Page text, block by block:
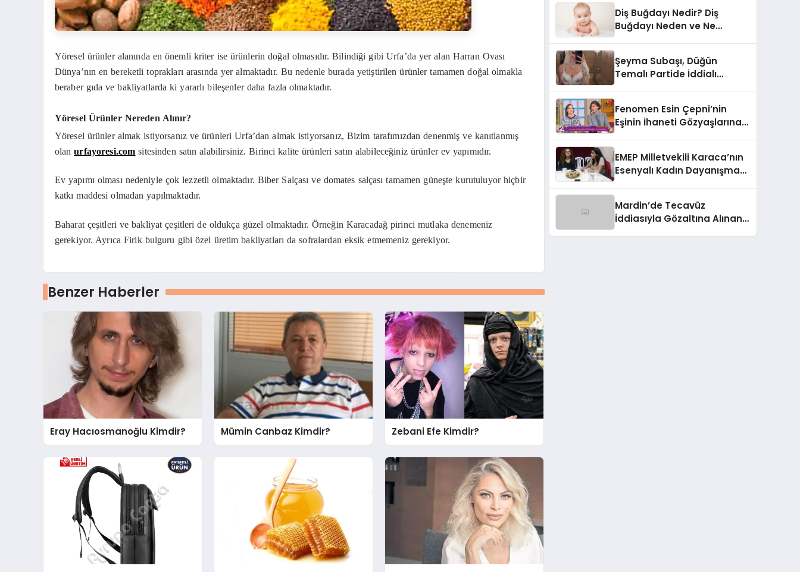
Yöresel ürünler alanında en önemli kriter ise ürünlerin doğal olmasıdır. Bilindiği gibi Urfa’da yer alan Harran Ovası
Dünya’nın en bereketli toprakları arasında yer almaktadır. Bu nedenle burada yetiştirilen ürünler tamamen doğal olmakla
beraber gıda ve bakliyatlarda ki yararlı bileşenler daha fazla olmaktadır.
Yöresel Ürünler Nereden Alınır?
Yöresel ürünler almak istiyorsanız ve ürünleri Urfa’dan almak istiyorsanız, Bizim tarafımızdan denenmiş ve kanıtlanmış
olanurfayoresi.com sitesinden satın alabilirsiniz. Birinci kalite ürünleri satın alabileceğiniz ürünler ev yapımıdır.
Ev yapımı olması nedeniyle çok lezzetli olmaktadır. Biber Salçası ve domates salçası tamamen güneşte kurutuluyor hiçbir
katkı maddesi olmadan yapılmaktadır.
Baharat çeşitleri ve bakliyat çeşitleri de oldukça güzel olmaktadır. Örneğin Karacadağ pirinci mutlaka denemeniz
gerekiyor. Ayrıca Firik bulguru gibi özel üretim bakliyatları da sofralardan eksik etmemeniz gerekiyor.
Benzer Haberler
Eray Hacıosmanoğlu Kimdir? Mümin Canbaz Kimdir? Zebani Efe Kimdir?
Diş Buğdayı Nedir? Diş
Buğdayı Neden ve Ne
Şeyma Subaşı, Düğün
Temalı Partide İddialı
Fenomen Esin Çepni’nin
Eşinin İhaneti Gözyaşlarına
EMEP Milletvekili Karaca’nın
Esenyalı Kadın Dayanışma
Mardin’de Tecavüz
İddiasıyla Gözaltına Alınan 3